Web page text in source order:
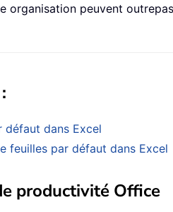
organisation peuvent
dans Excel
feuilles par défaut dans Excel
productivité Office